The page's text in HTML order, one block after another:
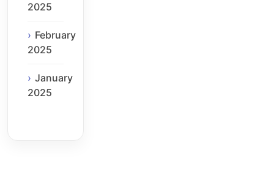
2025
February
2025
January
2025